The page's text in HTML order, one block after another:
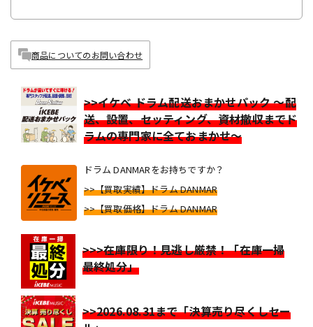
商品についてのお問い合わせ
>>イケベ ドラム配送おまかせパック ～配
送、設置、セッティング、資材撤収までド
ラムの専門家に全ておまかせ～
ドラム DANMARをお持ちですか？
>>【買取実績】ドラム DANMAR
>>【買取価格】ドラム DANMAR
>>>在庫限り！見逃し厳禁！「在庫一掃
最終処分」
>>2026.08.31まで「決算売り尽くしセー